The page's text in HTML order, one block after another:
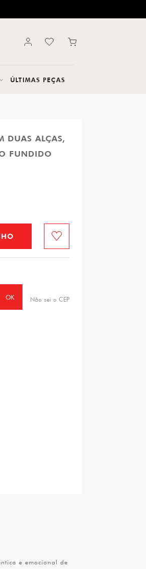
ÚLTIMAS PEÇAS
DUAS ALÇAS,
FUNDIDO
Favorito
OK Não sei o CEP
e emocional de